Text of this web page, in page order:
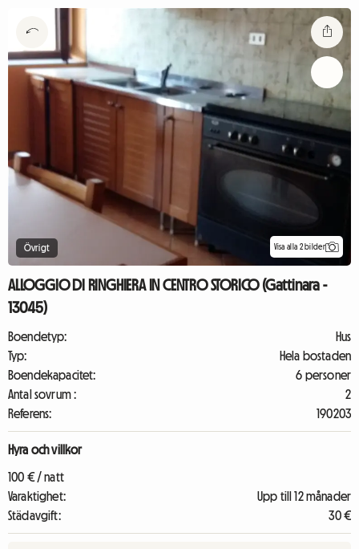
Övrigt Visa alla 2 bilder
ALLOGGIO DI RINGHIERA IN CENTRO STORICO (Gattinara -
13045)
Boendetyp:
Hus
Typ:
Hela bostaden
Boendekapacitet:
6 personer
Antal sovrum :
2
Referens:
190203
Hyra och villkor
100 € / natt
Varaktighet:
Upp till 12 månader
Städavgift:
30 €